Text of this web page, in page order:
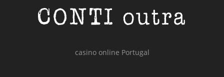
casino online Portugal